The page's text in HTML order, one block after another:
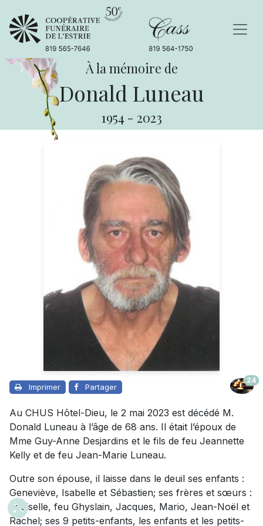
À la mémoire de
Donald Luneau
1954 - 2023
Imprimer Partager
24
Au CHUS Hôtel-Dieu, le 2 mai 2023 est décédé M.
Donald Luneau à l’âge de 68 ans. Il était l’époux de
Mme Guy-Anne Desjardins et le fils de feu Jeannette
Kelly et de feu Jean-Marie Luneau.
Outre son épouse, il laisse dans le deuil ses enfants :
Geneviève, Isabelle et Sébastien; ses frères et sœurs :
Louiselle, feu Ghyslain, Jacques, Mario, Jean-Noël et
Rachel; ses 9 petits-enfants, les enfants et les petits-